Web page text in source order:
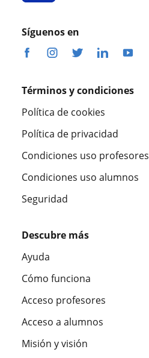
Síguenos en
Términos y condiciones
Política de cookies
Política de privacidad
Condiciones uso profesores
Condiciones uso alumnos
Seguridad
Descubre más
Ayuda
Cómo funciona
Acceso profesores
Acceso a alumnos
Misión y visión